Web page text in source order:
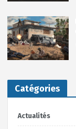
Catégories
Actualités